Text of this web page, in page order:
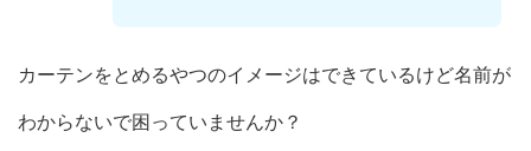
カーテンをとめるやつのイメージはできているけど名前が
わからないで困っていませんか？